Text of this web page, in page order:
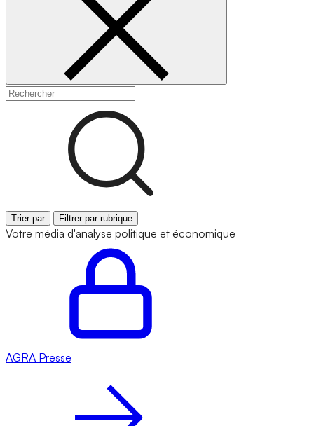
Trier par Filtrer par rubrique
Votre média d'analyse politique et économique
AGRA Presse